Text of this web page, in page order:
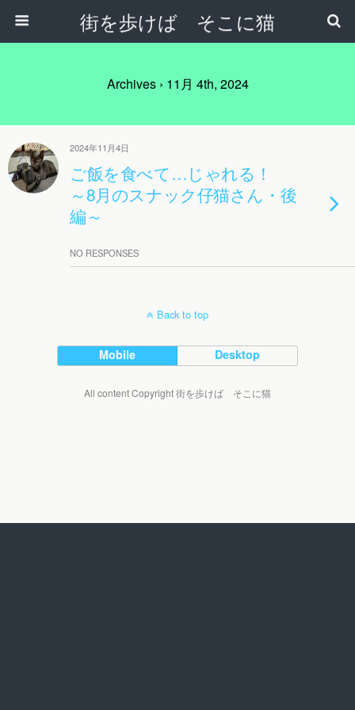
街を歩けば そこに猫
Archives › 11月 4th, 2024
2024年11月4日
ご飯を食べて…じゃれる！
～8月のスナック仔猫さん・後
編～
NO RESPONSES
Back to top
Mobile Desktop
All content Copyright 街を歩けば そこに猫